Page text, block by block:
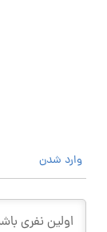
وارد شدن